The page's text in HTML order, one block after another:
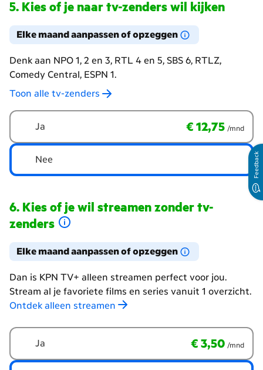
Kies of je naar tv-zenders wil kijken
Elke maand aanpassen of opzeggen
Denk aan NPO 1, 2 en 3, RTL 4 en 5, SBS 6, RTLZ,
Comedy Central, ESPN 1.
Toon alle tv-zenders
Wil
naar
zenders
Ja € 12,75
€ 12,75
per maand/mnd
Nee
Kies of je wil streamen zonder tv-
zenders
Elke maand aanpassen of opzeggen
Dan is KPN TV+ alleen streamen perfect voor jou.
Stream al je favoriete films en series vanuit 1 overzicht.
Ontdek alleen streamen
Geen
zenders,
Ja € 3,50
€ 3,50
per maand/mnd
Feedback